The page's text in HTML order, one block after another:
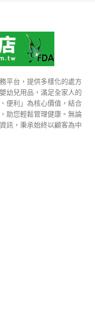
平台，提供多樣化的處方
幼兒用品，滿足全家人的
便利」為核心價值，結合
助您輕鬆管理健康。無論
訊，秉承始終以顧客為中